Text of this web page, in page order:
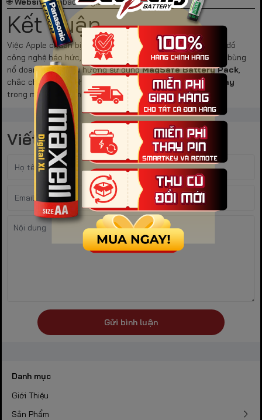
Kết Luận
Việc Apple chuẩn bị ra mắt iPhone mới không chỉ khiến tín đồ
công nghệ háo hức, mà còn tạo cơ hội cho pin dự phòng
bùng
nổ doanh số. Với xu hướng sử dụngMagSafe Battery Pack,
chắc chắn pin dự phòng sẽ tiếp tục làsản phẩm bán chạy
trong mùa iPhone mới.
Viết bình luận của bạn
Gửi bình luận
Danh mục
Giới Thiệu
Sản Phẩm